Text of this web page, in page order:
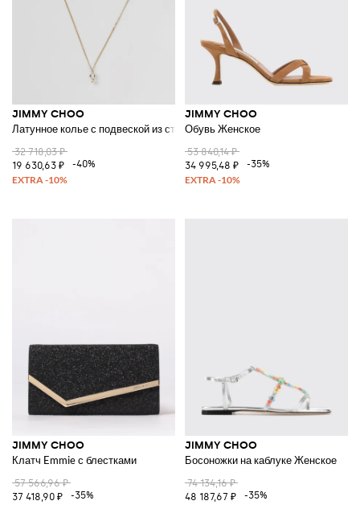
JIMMY CHOO
Латунное колье с подвеской из страз и синтетическими жемчужинами
32 718,03 ₽
19 630,63 ₽
-40%
JIMMY CHOO
Обувь Женское
53 840,14 ₽
34 995,48 ₽
-35%
JIMMY CHOO
Клатч Emmie с блестками
57 566,96 ₽
37 418,90 ₽
-35%
JIMMY CHOO
Босоножки на каблуке Женское
74 134,16 ₽
48 187,67 ₽
-35%